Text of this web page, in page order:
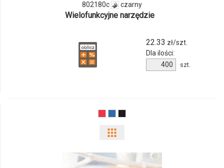
802180c
802180c czarny
Wielofunkcyjne narzędzie
22.33 zł/szt.
Dla ilości:
produktu
szt.
odmiany